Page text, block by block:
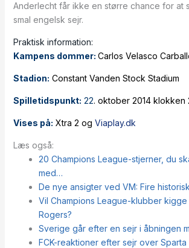
Anderlecht får ikke en større chance for at
smal engelsk sejr.
Praktisk information:
Kampens dommer: Carlos Velasco
Stadion: Constant Vanden Stock Stadium
Spilletidspunkt: 22. oktober 2014 klokken
Vises på: Xtra 2 og Viaplay.dk
Læs også:
20 Champions League-stjerner, du
med…
De nye ansigter ved VM: Fire
Vil Champions League-klubber
Rogers?
Sverige går efter en sejr i åbningen
FCK-reaktioner efter sejr over Sparta